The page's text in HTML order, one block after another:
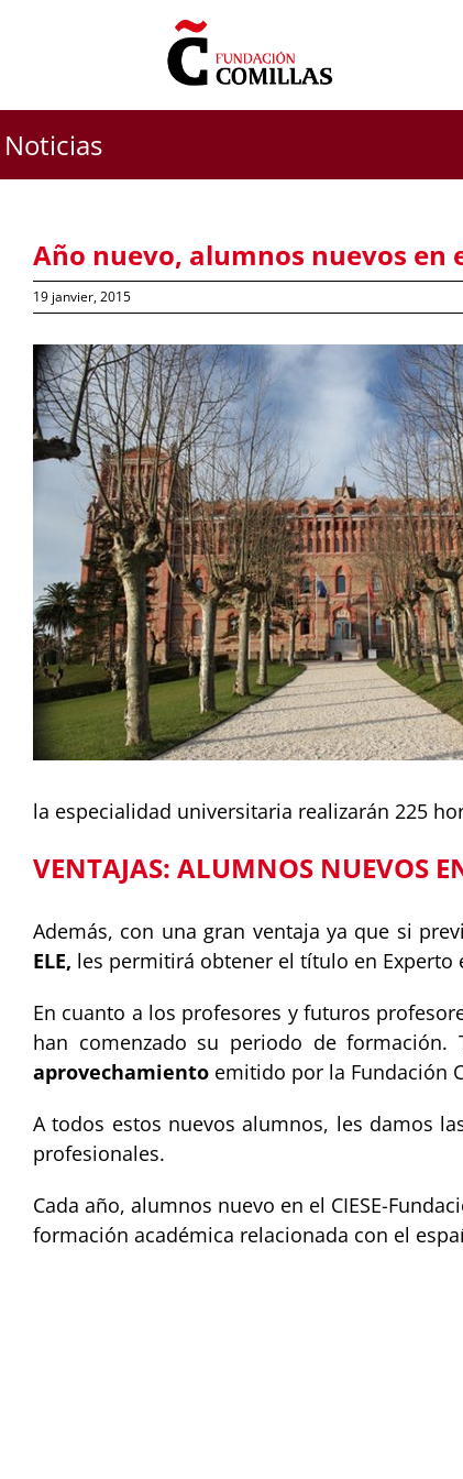
Noticias
Año nuevo, alumnos nuevos en
19 janvier, 2015
View
Larger
Image
la especialidad universitaria realizarán 225
VENTAJAS: ALUMNOS NUEVOS
Además, con una gran ventaja ya que si
ELE, les permitirá obtener el título en Experto
En cuanto a los profesores y futuros
han comenzado su periodo de
aprovechamiento emitido por la Fundación
A todos estos nuevos alumnos, les damos
profesionales.
Cada año, alumnos nuevo en el CIESE-
formación académica relacionada con el